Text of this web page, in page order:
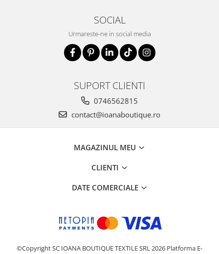
SOCIAL
Urmareste-ne in social media
SUPORT CLIENTI
0746562815
contact@ioanaboutique.ro
MAGAZINUL MEU
CLIENTI
DATE COMERCIALE
©Copyright SC IOANA BOUTIQUE TEXTILE SRL 2026 Platforma E-